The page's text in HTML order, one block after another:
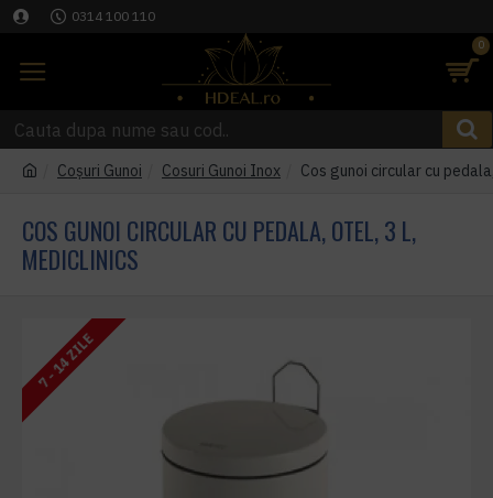
0314 100 110
0
Coşuri Gunoi Cosuri Gunoi Inox Cos gunoi circular cu
COS GUNOI CIRCULAR CU PEDALA, OTEL, 3 L,
MEDICLINICS
7 - 14 ZILE